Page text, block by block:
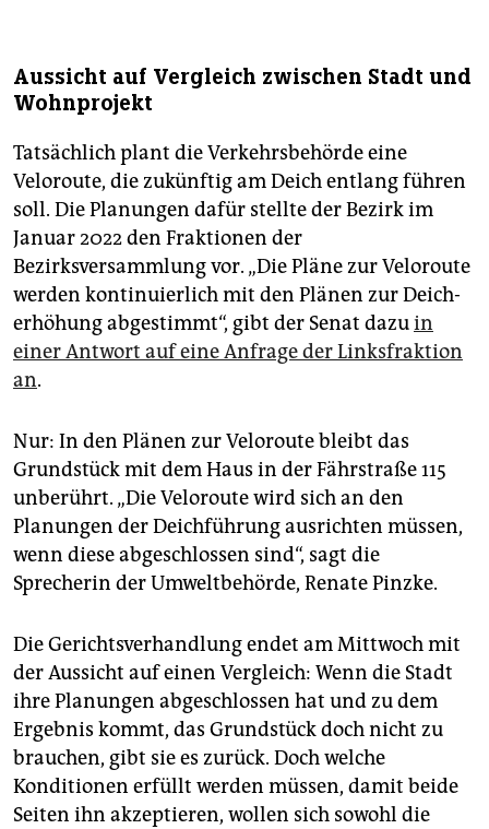
Aussicht auf Vergleich zwischen Stadt und
Wohnprojekt
Tatsächlich plant die Verkehrsbehörde eine
Veloroute, die zukünftig am Deich entlang führen
soll. Die Planungen dafür stellte der Bezirk im
Januar 2022 den Fraktionen der
Bezirksversammlung vor. „Die Pläne zur Veloroute
werden kontinuierlich mit den Plänen zur Deich­
erhöhung abgestimmt“, gibt der Senat dazuin
einer Antwort auf eine Anfrage der Linksfraktion
an.
Nur: In den Plänen zur Veloroute bleibt das
Grundstück mit dem Haus in der Fährstraße 115
unberührt. „Die Veloroute wird sich an den
Planungen der Deichführung ausrichten müssen,
wenn diese abgeschlossen sind“, sagt die
Sprecherin der Umweltbehörde, Renate Pinzke.
Die Gerichtsverhandlung endet am Mittwoch mit
der Aussicht auf einen Vergleich: Wenn die Stadt
ihre Planungen abgeschlossen hat und zu dem
Ergebnis kommt, das Grundstück doch nicht zu
brauchen, gibt sie es zurück. Doch welche
Konditionen erfüllt werden müssen, damit beide
Seiten ihn akzeptieren, wollen sich sowohl die